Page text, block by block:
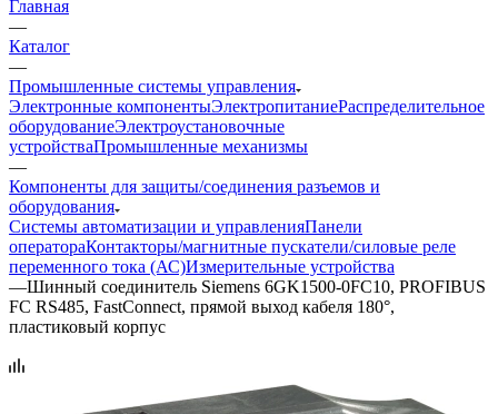
Главная
—
Каталог
—
Промышленные системы управления
Электронные компонентыЭлектропитаниеРаспределительное
оборудованиеЭлектроустановочные
устройстваПромышленные механизмы
—
Компоненты для защиты/соединения разъемов и
оборудования
Системы автоматизации и управленияПанели
оператораКонтакторы/магнитные пускатели/силовые реле
переменного тока (АС)Измерительные устройства
—Шинный соединитель Siemens 6GK1500-0FC10, PROFIBUS
FC RS485, FastConnect, прямой выход кабеля 180°,
пластиковый корпус